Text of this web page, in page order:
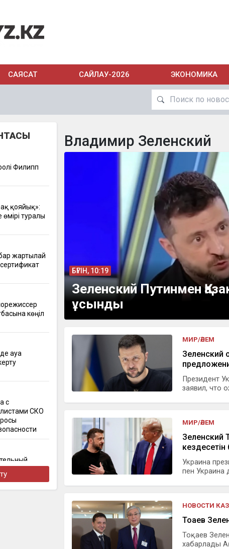
САЯСАТ САЙЛАУ-2026 ЭКОНОМИКА
Филипп
ақ қояйық»:
туралы
жартылай
көңіл
ауа
с
СКО
появился
Владимир Зеленский
БҮГІН, 10:19
Зеленский Путинмен
ұсынды
МИР/ӘЛЕМ
Зеленский
Президент
заявил, что
МИР/ӘЛЕМ
Зеленский
Украина
пен Украина
НОВОСТИ
Тоқаев
Тоқаев
хабарлады